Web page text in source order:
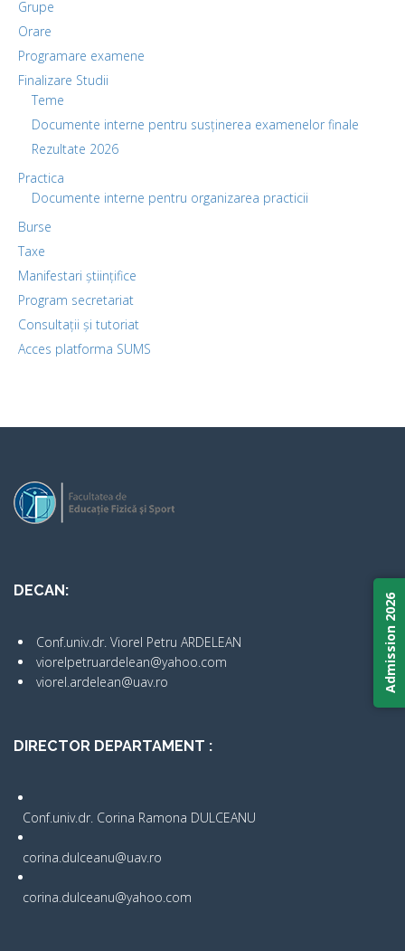
Grupe
Orare
Programare examene
Finalizare Studii
Teme
Documente interne pentru susținerea examenelor finale
Rezultate 2026
Practica
Documente interne pentru organizarea practicii
Burse
Taxe
Manifestari științifice
Program secretariat
Consultații și tutoriat
Acces platforma SUMS
DECAN:
Conf.univ.dr. Viorel Petru ARDELEAN
viorelpetruardelean@yahoo.com
viorel.ardelean@uav.ro
DIRECTOR DEPARTAMENT :
Conf.univ.dr. Corina Ramona DULCEANU
corina.dulceanu@uav.ro
corina.dulceanu@yahoo.com
Admission 2026